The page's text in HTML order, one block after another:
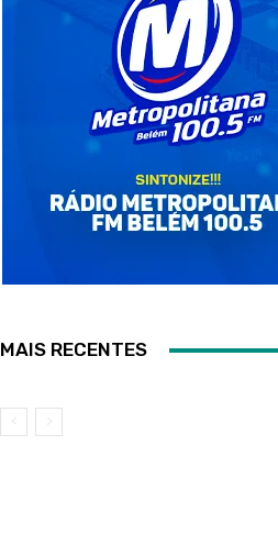
MAIS RECENTES